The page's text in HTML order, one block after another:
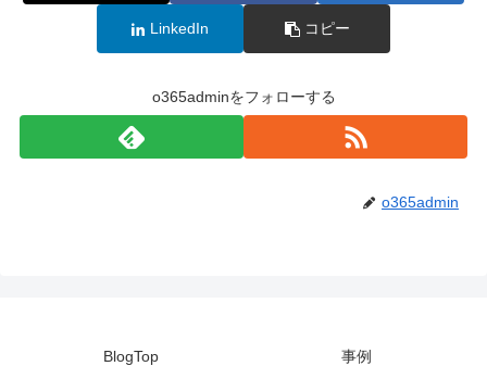
LinkedIn コピー
o365adminをフォローする
o365admin
BlogTop 事例